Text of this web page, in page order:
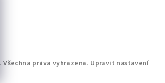
. Všechna práva vyhrazena. Upravit nastavení